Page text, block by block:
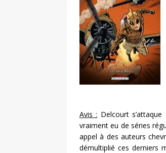
Avis : Delcourt
vraiment eu de séries
appel à des auteurs
démultiplié ces derniers